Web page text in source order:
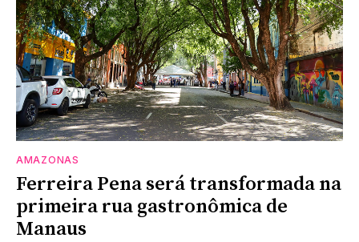
AMAZONAS
Ferreira Pena será transformada na
primeira rua gastronômica de
Manaus